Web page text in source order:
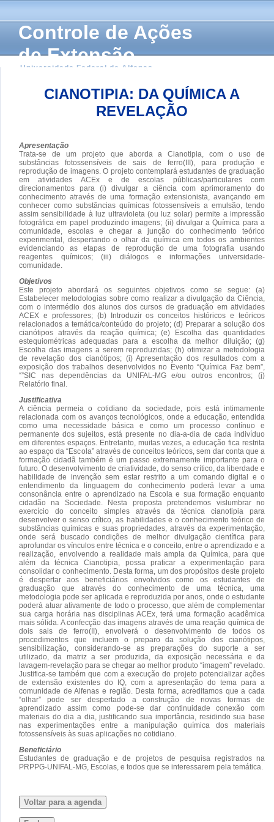
Controle de Ações
de Extensão
Universidade Federal de Alfenas
CIANOTIPIA: DA QUÍMICA A
REVELAÇÃO
Apresentação
Trata-se de um projeto que aborda a Cianotipia, com o uso de
substâncias fotossensíveis de sais de ferro(III), para produção e
reprodução de imagens. O projeto contemplará estudantes de graduação
em atividades ACEx e de escolas públicas/particulares com
direcionamentos para (i) divulgar a ciência com aprimoramento do
conhecimento através de uma formação extensionista, avançando em
conhecer como substâncias químicas fotossensíveis a emulsão, tendo
assim sensibilidade à luz ultravioleta (ou luz solar) permite a impressão
fotográfica em papel produzindo imagens; (ii) divulgar a Química para a
comunidade, escolas e chegar a junção do conhecimento teórico
experimental, despertando o olhar da química em todos os ambientes
evidenciando as etapas de reprodução de uma fotografia usando
reagentes químicos; (iii) diálogos e informações universidade-
comunidade.
Objetivos
Este projeto abordará os seguintes objetivos como se segue: (a)
Estabelecer metodologias sobre como realizar a divulgação da Ciência,
com o intermédio dos alunos dos cursos de graduação em atividades
ACEX e professores; (b) Introduzir os conceitos históricos e teóricos
relacionados a temática/conteúdo do projeto; (d) Preparar a solução dos
cianótipos através da reação química; (e) Escolha das quantidades
estequiométricas adequadas para a escolha da melhor diluição; (g)
Escolha das imagens a serem reproduzidas; (h) otimizar a metodologia
de revelação dos cianótipos; (i) Apresentação dos resultados com a
exposição dos trabalhos desenvolvidos no Evento “Química Faz bem”,
“”SIC nas dependências da UNIFAL-MG e/ou outros encontros; (j)
Relatório final.
Justificativa
A ciência permeia o cotidiano da sociedade, pois está intimamente
relacionada com os avanços tecnológicos, onde a educação, entendida
como uma necessidade básica e como um processo contínuo e
permanente dos sujeitos, está presente no dia-a-dia de cada indivíduo
em diferentes espaços. Entretanto, muitas vezes, a educação fica restrita
ao espaço da “Escola” através de conceitos teóricos, sem dar conta que a
formação cidadã também é um passo extremamente importante para o
futuro. O desenvolvimento de criatividade, do senso crítico, da liberdade e
habilidade de invenção sem estar restrito a um comando digital e o
entendimento da linguagem do conhecimento poderá levar a uma
consonância entre o aprendizado na Escola e sua formação enquanto
cidadão na Sociedade. Nesta proposta pretendemos vislumbrar no
exercício do conceito simples através da técnica cianotipia para
desenvolver o senso crítico, as habilidades e o conhecimento teórico de
substâncias químicas e suas propriedades, através da experimentação,
onde será buscado condições de melhor divulgação científica para
aprofundar os vínculos entre técnica e o conceito, entre o aprendizado e a
realização, envolvendo a realidade mais ampla da Química, para que
além da técnica Cianotipia, possa praticar a experimentação para
consolidar o conhecimento. Desta forma, um dos propósitos deste projeto
é despertar aos beneficiários envolvidos como os estudantes de
graduação que através do conhecimento de uma técnica, uma
metodologia pode ser aplicada e reproduzida por anos, onde o estudante
poderá atuar ativamente de todo o processo, que além de complementar
sua carga horária nas disciplinas ACEx, terá uma formação acadêmica
mais sólida. A confecção das imagens através de uma reação química de
dois sais de ferro(II), envolverá o desenvolvimento de todos os
procedimentos que incluem o preparo da solução dos cianótipos,
sensibilização, considerando-se as preparações do suporte a ser
utilizado, da matriz a ser produzida, da exposição necessária e da
lavagem-revelação para se chegar ao melhor produto “imagem” revelado.
Justifica-se também que com a execução do projeto potencializar ações
de extensão existentes do IQ, com a apresentação do tema para a
comunidade de Alfenas e região. Desta forma, acreditamos que a cada
“olhar” pode ser despertado a construção de novas formas de
aprendizado assim como pode-se dar continuidade conexão com
materiais do dia a dia, justificando sua importância, residindo sua base
nas experimentações entre a manipulação química dos materiais
fotossensíveis às suas aplicações no cotidiano.
Beneficiário
Estudantes de graduação e de projetos de pesquisa registrados na
PRPPG-UNIFAL-MG, Escolas, e todos que se interessarem pela temática.
Voltar para a agenda